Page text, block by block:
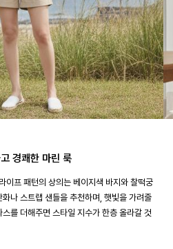
경쾌한 마린 룩
이프 패턴의 상의는 베이지색 바지와 찰떡궁
나 스트랩 샌들을 추천하며, 햇빛을 가려줄
를 더해주면 스타일 지수가 한층 올라갈 것